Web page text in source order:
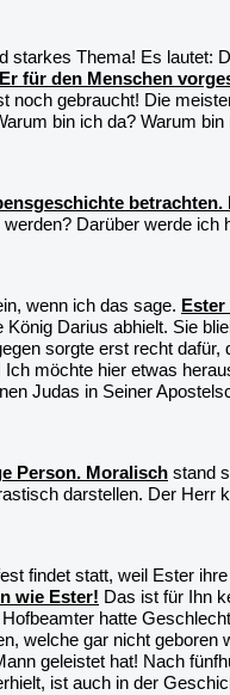
starkes Thema! Es lautet:
für den Menschen
gebraucht! Die
bin ich da? Warum bin
betrachten.
Darüber werde ich
wenn ich das sage.
Darius abhielt. Sie
sorgte erst recht
möchte hier etwas
Judas in Seiner
Person. Moralisch stand
darstellen. Der Herr
findet statt, weil Ester
wie Ester! Das ist für Ihn
hatte
welche gar nicht
geleistet hat! Nach
ist auch in der